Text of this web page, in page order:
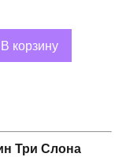
В корзину
Три Слона